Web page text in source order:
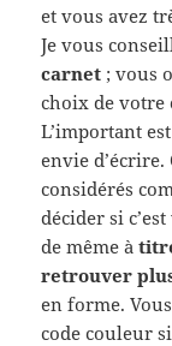
et vous avez
Je vous
carnet ; vous
choix de votre
L’important
envie d’écrire.
considérés
décider si
de même à
retrouver
en forme.
code couleur